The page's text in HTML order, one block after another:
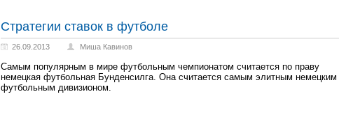
Стратегии ставок в футболе
26.09.2013 Миша Кавинов
Самым популярным в мире футбольным чемпионатом считается по праву
немецкая футбольная Бунденсилга. Она считается самым элитным немецким
футбольным дивизионом.